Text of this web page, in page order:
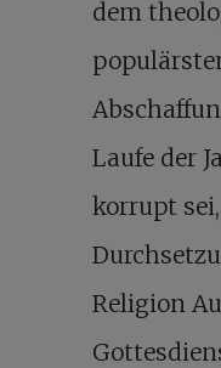
dem
Laufe der
korrupt
Religion